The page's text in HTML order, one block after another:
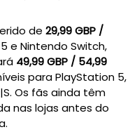
de 29,99 GBP /
e Nintendo Switch,
49,99 GBP / 54,99
para PlayStation 5,
Os fãs ainda têm
nas lojas antes do